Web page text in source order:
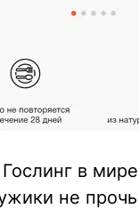
в мире
не